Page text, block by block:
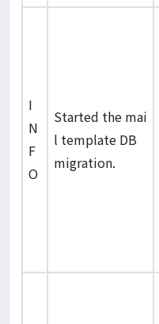
I
N
F
O
Started the mai
l template DB
migration.